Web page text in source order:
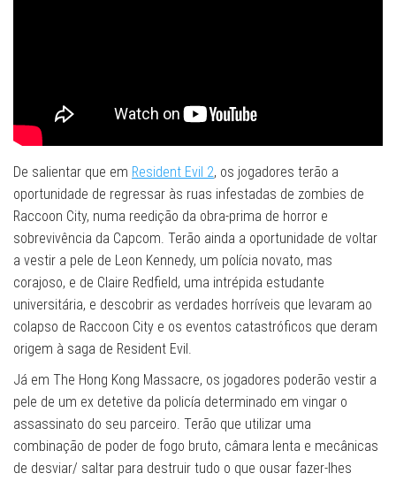
De salientar que em Resident Evil 2, os jogadores terão a
oportunidade de regressar às ruas infestadas de zombies de
Raccoon City, numa reedição da obra-prima de horror e
sobrevivência da Capcom. Terão ainda a oportunidade de voltar
a vestir a pele de Leon Kennedy, um polícia novato, mas
corajoso, e de Claire Redfield, uma intrépida estudante
universitária, e descobrir as verdades horríveis que levaram ao
colapso de Raccoon City e os eventos catastróficos que deram
origem à saga de Resident Evil.
Já em The Hong Kong Massacre, os jogadores poderão vestir a
pele de um ex detetive da policía determinado em vingar o
assassinato do seu parceiro. Terão que utilizar uma
combinação de poder de fogo bruto, câmara lenta e mecânicas
de desviar/ saltar para destruir tudo o que ousar fazer-lhes